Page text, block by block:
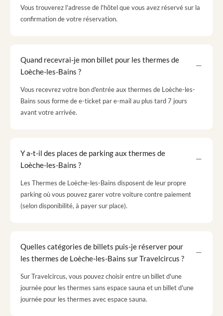
Vous trouverez l'adresse de l'hôtel que vous avez réservé sur la
confirmation de votre réservation.
Quand recevrai-je mon billet pour les thermes de
Loèche-les-Bains ?
Vous recevrez votre bon d'entrée aux thermes de Loèche-les-
Bains sous forme de e-ticket par e-mail au plus tard 7 jours
avant votre arrivée.
Y a-t-il des places de parking aux thermes de
Loèche-les-Bains ?
Les Thermes de Loèche-les-Bains disposent de leur propre
parking où vous pouvez garer votre voiture contre paiement
(selon disponibilité, à payer sur place).
Quelles catégories de billets puis-je réserver pour
les thermes de Loèche-les-Bains sur Travelcircus ?
Sur Travelcircus, vous pouvez choisir entre un billet d'une
journée pour les thermes sans espace sauna et un billet d'une
journée pour les thermes avec espace sauna.